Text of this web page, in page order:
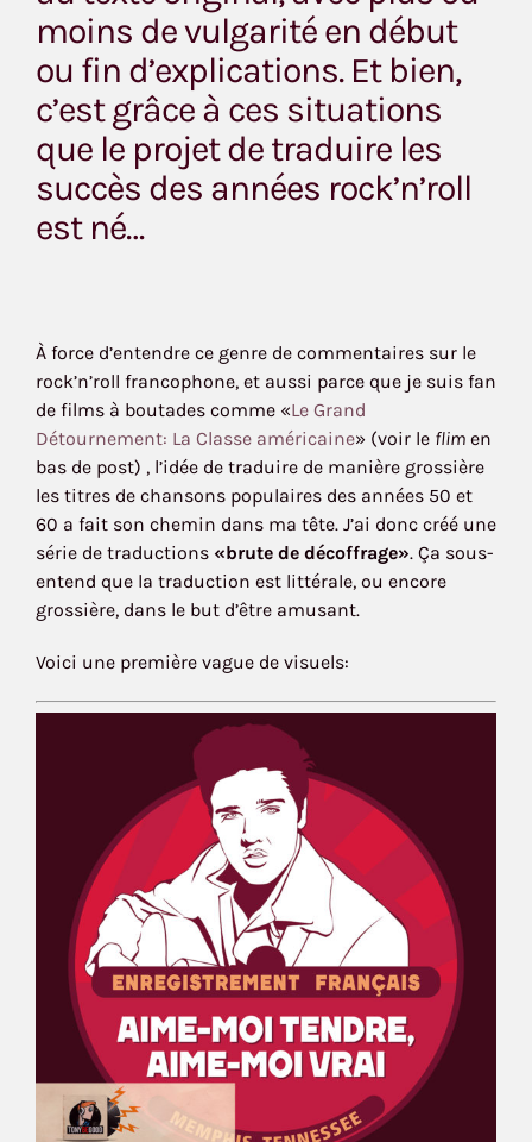
moins de vulgarité en début
ou fin d’explications. Et bien,
c’est grâce à ces situations
que le projet de traduire les
succès des années rock’n’roll
est né…
À force d’entendre ce genre de commentaires sur le
rock’n’roll francophone, et aussi parce que je suis fan
de films à boutades comme «Le Grand
Détournement: La Classe américaine» (voir le flim en
bas de post) , l’idée de traduire de manière grossière
les titres de chansons populaires des années 50 et
60 a fait son chemin dans ma tête. J’ai donc créé une
série de traductions «brute de décoffrage». Ça sous-
entend que la traduction est littérale, ou encore
grossière, dans le but d’être amusant.
Voici une première vague de visuels: